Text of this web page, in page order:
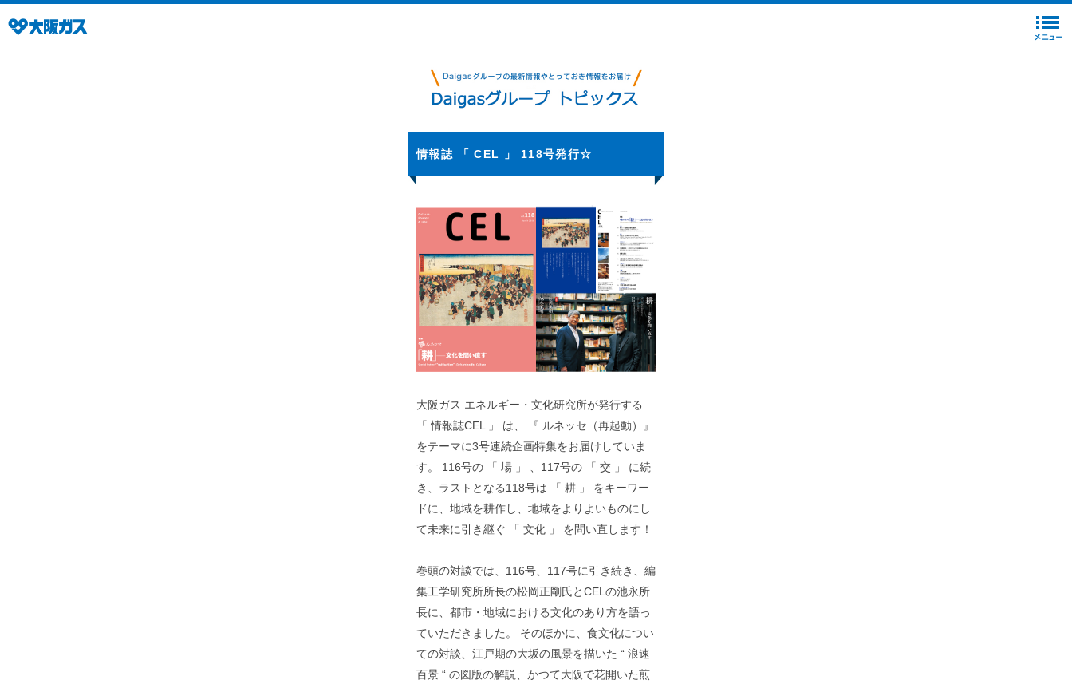
情報誌 「 CEL 」 118号発行☆
大阪ガス エネルギー・文化研究所が発行する
「 情報誌CEL 」 は、 『 ルネッセ（再起動）』
をテーマに3号連続企画特集をお届けしていま
す。 116号の 「 場 」 、117号の 「 交 」 に続
き、ラストとなる118号は 「 耕 」 をキーワー
ドに、地域を耕作し、地域をよりよいものにし
て未来に引き継ぐ 「 文化 」 を問い直します！
巻頭の対談では、116号、117号に引き続き、編
集工学研究所所長の松岡正剛氏とCELの池永所
長に、都市・地域における文化のあり方を語っ
ていただきました。 そのほかに、食文化につい
ての対談、江戸期の大坂の風景を描いた “ 浪速
百景 “ の図版の解説、かつて大阪で花開いた煎